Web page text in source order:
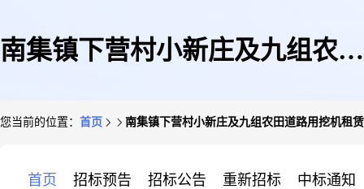
南集镇下营村小新庄及九组农田
您当前的位置： 首页 南集镇下营村小新庄及九组农田道路用挖机租赁
首页 招标预告 招标公告 重新招标 中标通知